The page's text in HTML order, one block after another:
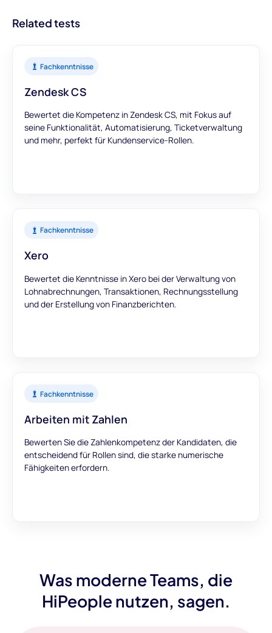
Einstellungsentscheidungen zu unterstützen.
Related tests
Fachkenntnisse
Zendesk CS
Bewertet die Kompetenz in Zendesk CS, mit Fokus auf
seine Funktionalität, Automatisierung, Ticketverwaltung
und mehr, perfekt für Kundenservice-Rollen.
Fachkenntnisse
Xero
Bewertet die Kenntnisse in Xero bei der Verwaltung von
Lohnabrechnungen, Transaktionen, Rechnungsstellung
und der Erstellung von Finanzberichten.
Fachkenntnisse
Arbeiten mit Zahlen
Bewerten Sie die Zahlenkompetenz der Kandidaten, die
entscheidend für Rollen sind, die starke numerische
Fähigkeiten erfordern.
Was moderne Teams, die
HiPeople nutzen, sagen.